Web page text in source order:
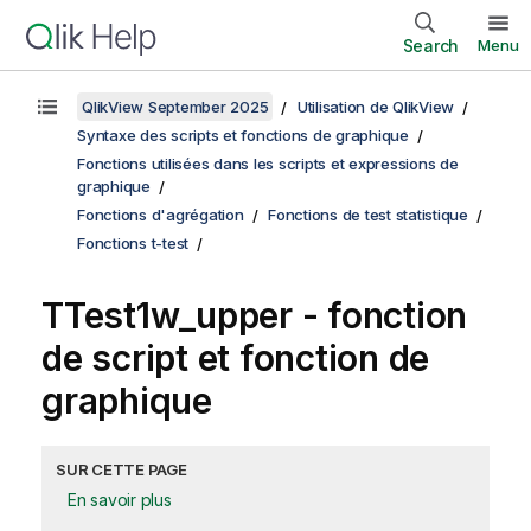
Search Menu
QlikView September 2025
Utilisation de QlikView
Syntaxe des scripts et fonctions de graphique
Fonctions utilisées dans les scripts et expressions de
graphique
Fonctions d'agrégation
Fonctions de test statistique
Fonctions t-test
TTest1w_upper- fonction
de script et fonction de
graphique
SUR CETTE PAGE
En savoir plus